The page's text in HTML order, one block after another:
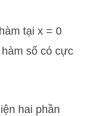
tại x = 0
số có cực
hai phần